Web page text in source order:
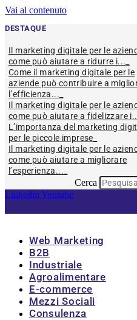
Vai al contenuto
DESTAQUE
Il marketing digitale per le
come può aiutare a ridurre i...
Come il marketing digitale per le
aziende può contribuire a
l’efficienza...
Il marketing digitale per le
come può aiutare a fidelizzare
L’importanza del marketing
per le piccole imprese
Il marketing digitale per le
come può aiutare a migliorare
l’esperienza...
Cerca
Linkedin Youtube
Web Marketing
B2B
Industriale
Agroalimentare
E-commerce
Mezzi Sociali
Consulenza